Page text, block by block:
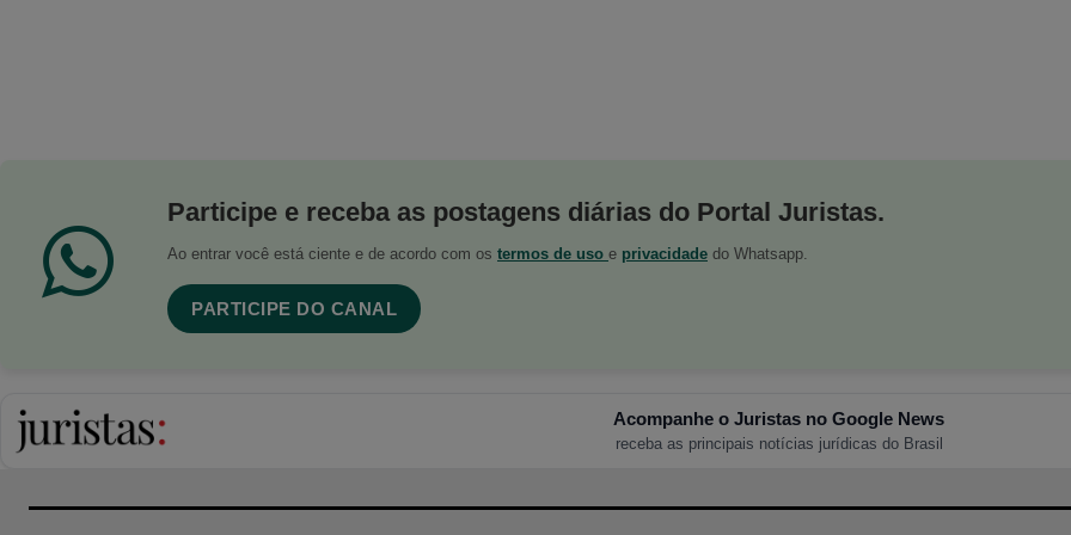
Participe e receba as postagens diárias do Portal Juristas.
Ao entrar você está ciente e de acordo com os termos de uso e privacidade do Whatsapp.
PARTICIPE DO CANAL
Acompanhe o Juristas no Google News
receba as principais notícias jurídicas do Brasil